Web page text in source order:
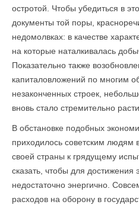
остротой. Чтобы убедиться в
документы той поры,
недомолвках: в качестве
на которые наталкивалась
Показательно также
капиталовложений по многим
незаконченных строек,
вновь стало стремительно расти .
В обстановке подобных
приходилось советским людям
своей страны к грядущему
сказать, чтобы для
недостаточно энергично.
расходов на оборону в